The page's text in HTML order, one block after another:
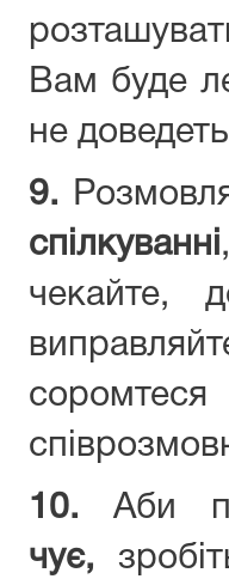
Вам буде
не
9.
спілкуванні
чекайте,
10. Аби
чує,